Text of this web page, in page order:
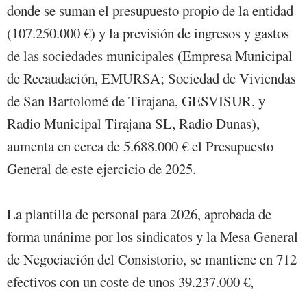
donde se suman el presupuesto propio de la entidad
(107.250.000 €) y la previsión de ingresos y gastos
de las sociedades municipales (Empresa Municipal
de Recaudación, EMURSA; Sociedad de Viviendas
de San Bartolomé de Tirajana, GESVISUR, y
Radio Municipal Tirajana SL, Radio Dunas),
aumenta en cerca de 5.688.000 € el Presupuesto
General de este ejercicio de 2025.
La plantilla de personal para 2026, aprobada de
forma unánime por los sindicatos y la Mesa General
de Negociación del Consistorio, se mantiene en 712
efectivos con un coste de unos 39.237.000 €,